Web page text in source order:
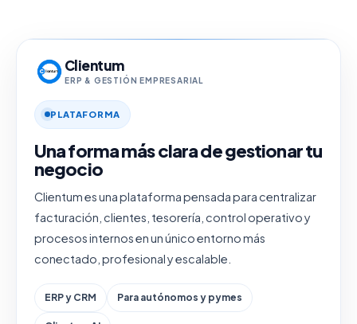
Clientum
ERP & GESTIÓN EMPRESARIAL
PLATAFORMA
Una forma más clara de gestionar tu
negocio
Clientum es una plataforma pensada para centralizar
facturación, clientes, tesorería, control operativo y
procesos internos en un único entorno más
conectado, profesional y escalable.
ERP y CRM Para autónomos y pymes